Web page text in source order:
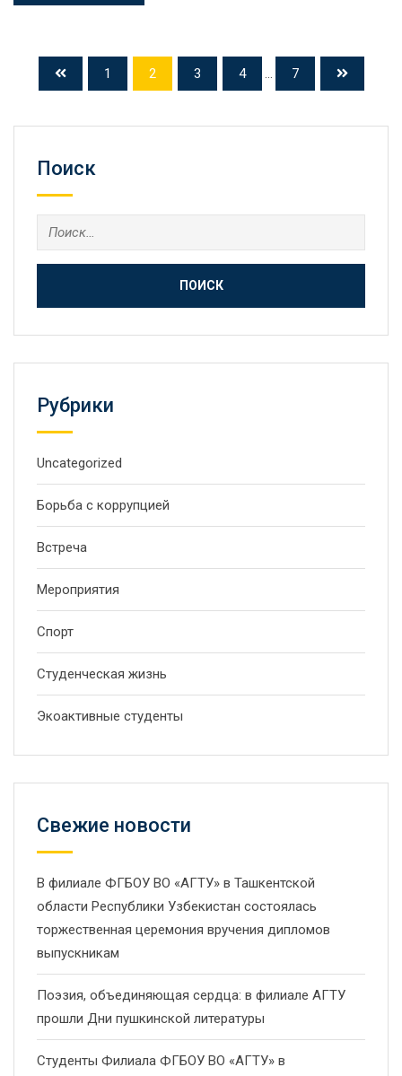
1 2 3 4 ... 7
Поиск
Найти:
Рубрики
Uncategorized
Борьба с коррупцией
Встреча
Мероприятия
Спорт
Студенческая жизнь
Экоактивные студенты
Свежие новости
В филиале ФГБОУ ВО «АГТУ» в Ташкентской
области Республики Узбекистан состоялась
торжественная церемония вручения дипломов
выпускникам
Поэзия, объединяющая сердца: в филиале АГТУ
прошли Дни пушкинской литературы
Студенты Филиала ФГБОУ ВО «АГТУ» в